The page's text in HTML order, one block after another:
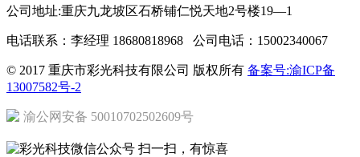
公司地址:重庆九龙坡区石桥铺仁悦天地2号楼19—1
电话联系：李经理 18680818968 公司电话：15002340067
© 2017 重庆市彩光科技有限公司 版权所有 备案号:渝ICP备
13007582号-2
渝公网安备 50010702502609号
扫一扫，有惊喜